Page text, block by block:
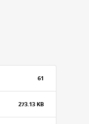
61
273.13 KB